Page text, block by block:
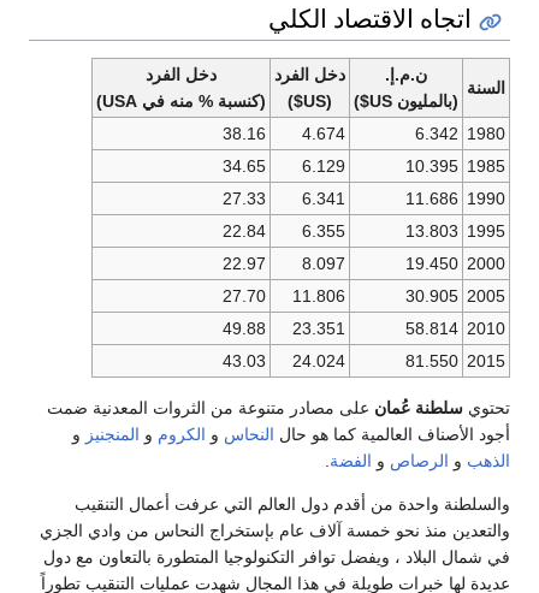
اتجاه الاقتصاد الكلي
السنة
ن.م.إ.
(بالمليون US$)
دخل الفرد
(US$)
دخل الفرد
(كنسبة % منه في USA)
1980
6.342
4.674
38.16
1985
10.395
6.129
34.65
1990
11.686
6.341
27.33
1995
13.803
6.355
22.84
2000
19.450
8.097
22.97
2005
30.905
11.806
27.70
2010
58.814
23.351
49.88
2015
81.550
24.024
43.03
تحتوي سلطنة عُمان على مصادر متنوعة من الثروات المعدنية ضمت
أجود ‏الأصناف العالمية كما هو حال النحاس و الكروم و المنجنيز و
الذهب و الرصاص و الفضة
والسلطنة واحدة من أقدم دول العالم التي عرفت أعمال التنقيب
والتعدين منذ نحو خمسة ‏آلاف عام بإستخراج النحاس من وادي الجزي
في شمال البلاد ، ويفضل توافر التكنولوجيا ‏المتطورة بالتعاون مع دول
عديدة لها خبرات طويلة في هذا المجال شهدت عمليات التنقيب تطوراً